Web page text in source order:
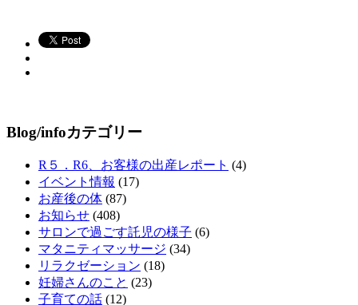
Blog/infoカテゴリー
R５．R6、お客様の出産レポート (4)
イベント情報 (17)
お産後の体 (87)
お知らせ (408)
サロンで過ごす託児の様子 (6)
マタニティマッサージ (34)
リラクゼーション (18)
妊婦さんのこと (23)
子育ての話 (12)